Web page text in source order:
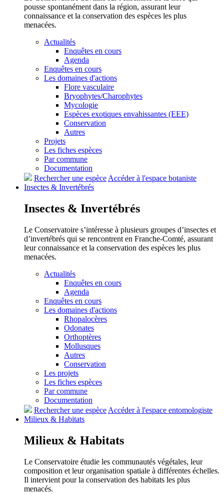
pousse spontanément dans la région, assurant leur
connaissance et la conservation des espèces les plus
menacées.
Actualités
Enquêtes en cours
Agenda
Enquêtes en cours
Les domaines d'actions
Flore vasculaire
Bryophytes/Charophytes
Mycologie
Espèces exotiques envahissantes (EEE)
Conservation
Autres
Projets
Les fiches espèces
Par commune
Documentation
Rechercher une espèceAccéder à l'espace botaniste
Insectes & Invertébrés
Insectes & Invertébrés
Le Conservatoire s’intéresse à plusieurs groupes d’insectes et
d’invertébrés qui se rencontrent en Franche-Comté, assurant
leur connaissance et la conservation des espèces les plus
menacées.
Actualités
Enquêtes en cours
Agenda
Enquêtes en cours
Les domaines d'actions
Rhopalocères
Odonates
Orthoptères
Mollusques
Autres
Conservation
Les projets
Les fiches espèces
Par commune
Documentation
Rechercher une espèce Accéder à l'espace entomologiste
Milieux & Habitats
Milieux & Habitats
Le Conservatoire étudie les communautés végétales, leur
composition et leur organisation spatiale à différentes échelles.
Il intervient pour la conservation des habitats les plus
menacés.